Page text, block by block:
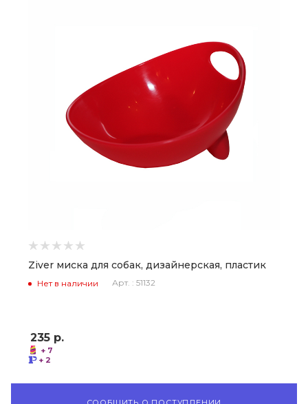
Ziver миска для собак, дизайнерская, пластик
Нет в наличии Арт. : 51132
235 р.
+ 7
+ 2